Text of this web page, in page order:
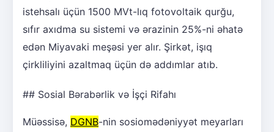
istehsalı üçün 1500 MVt-lıq fotovoltaik qurğu,
sıfır axıdma su sistemi və ərazinin 25%-ni əhatə
edən Miyavaki meşəsi yer alır. Şirkət, işıq
çirkliliyini azaltmaq üçün də addımlar atıb.
## Sosial Bərabərlik və İşçi Rifahı
Müəssisə, DGNB-nin sosiomədəniyyət meyarları